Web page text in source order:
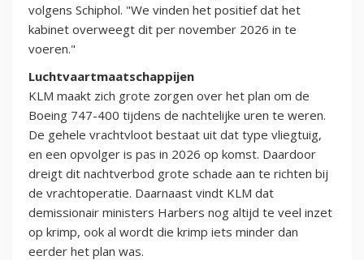
volgens Schiphol. "We vinden het positief dat het
kabinet overweegt dit per november 2026 in te
voeren."
Luchtvaartmaatschappijen
KLM maakt zich grote zorgen over het plan om de
Boeing 747-400 tijdens de nachtelijke uren te weren.
De gehele vrachtvloot bestaat uit dat type vliegtuig,
en een opvolger is pas in 2026 op komst. Daardoor
dreigt dit nachtverbod grote schade aan te richten bij
de vrachtoperatie. Daarnaast vindt KLM dat
demissionair ministers Harbers nog altijd te veel inzet
op krimp, ook al wordt die krimp iets minder dan
eerder het plan was.